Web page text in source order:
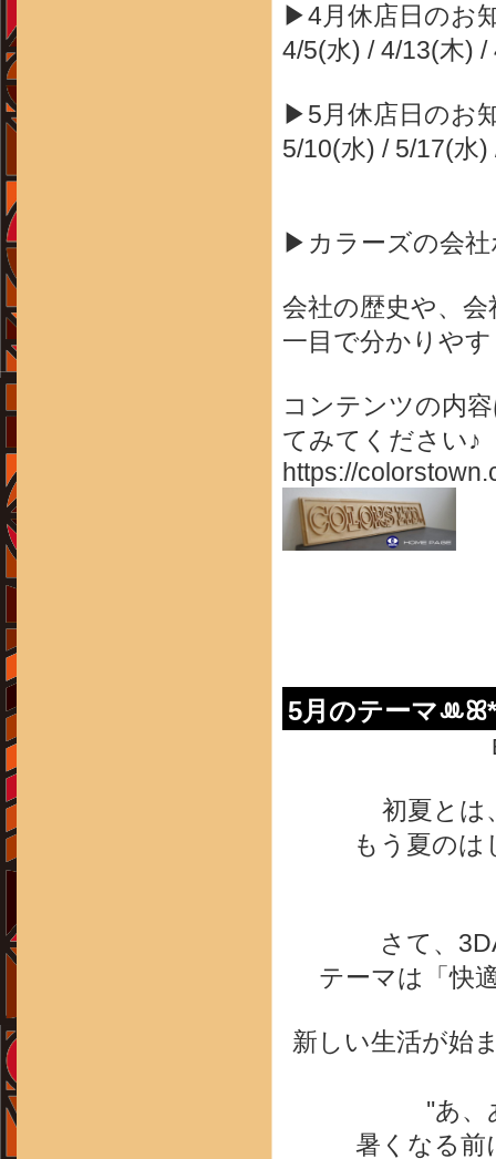
▶4月休店日のお
4/5(水) / 4/13(木)
▶5月休店日のお
5/10(水) / 5/17(水)
▶カラーズの会
会社の歴史や、
一目で分かりや
コンテンツの内
てみてください♪
https://
5月のテーマ
初夏とは
もう夏の
さて、
テーマは「快
新しい生活が始
''あ、
暑くなる前